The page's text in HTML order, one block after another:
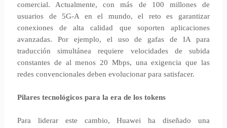
comercial. Actualmente, con más de 100 millones de
usuarios de 5G-A en el mundo, el reto es garantizar
conexiones de alta calidad que soporten aplicaciones
avanzadas. Por ejemplo, el uso de gafas de IA para
traducción simultánea requiere velocidades de subida
constantes de al menos 20 Mbps, una exigencia que las
redes convencionales deben evolucionar para satisfacer.
Pilares tecnológicos para la era de los tokens
Para liderar este cambio, Huawei ha diseñado una